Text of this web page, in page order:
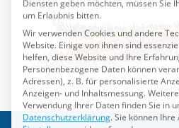
Personenbezogene Daten können
Adressen), z. B. für personalisierte
Anzeigen- und Inhaltsmessung.
Verwendung Ihrer Daten finden Sie in
Datenschutzerklärung.Sie können Ihre
Einstellungen widerrufen oder
Es folgt eine Liste der Service-
Essenziell
Externe Medien